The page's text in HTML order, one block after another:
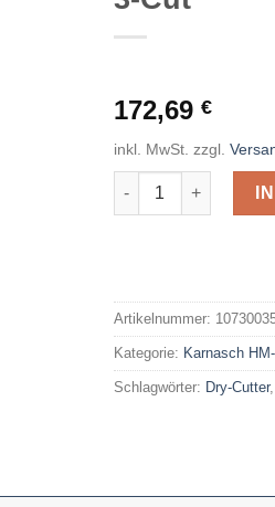
172,69 €
inkl. MwSt. zzgl.
Karnasch HM-
Artikelnummer:
Kategorie: Karnasch
Schlagwörter: Dry-Cutter,